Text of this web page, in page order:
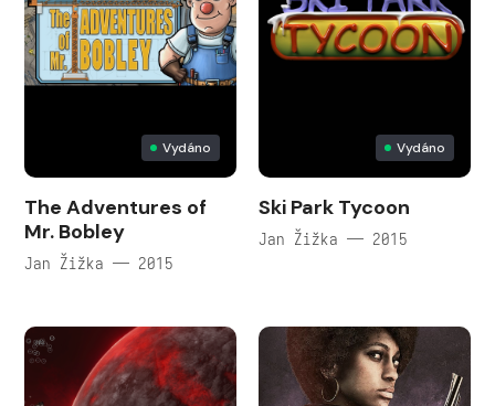
Vydáno
The Adventures of
Mr. Bobley
Jan Žižka — 2015
Vydáno
Ski Park Tycoon
Jan Žižka — 2015